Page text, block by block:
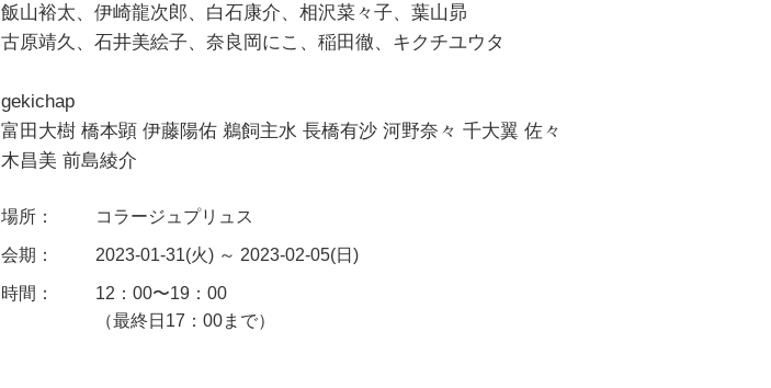
飯山裕太、伊崎龍次郎、白石康介、相沢菜々子、葉山昴
古原靖久、石井美絵子、奈良岡にこ、稲田徹、キクチユウタ
gekichap
富田大樹 橋本顕 伊藤陽佑 鵜飼主水 長橋有沙 河野奈々 千大翼 佐々
木昌美 前島綾介
場所： コラージュプリュス
会期： 2023-01-31(火) ～ 2023-02-05(日)
時間：
12：00〜19：00
（最終日17：00まで）